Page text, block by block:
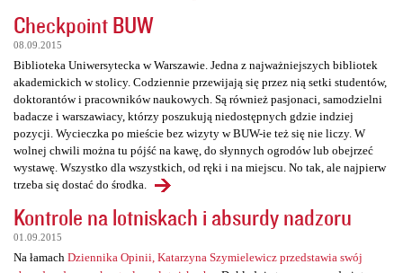
Checkpoint BUW
08.09.2015
Biblioteka Uniwersytecka w Warszawie. Jedna z najważniejszych bibliotek
akademickich w stolicy. Codziennie przewijają się przez nią setki studentów,
doktorantów i pracowników naukowych. Są również pasjonaci, samodzielni
badacze i warszawiacy, którzy poszukują niedostępnych gdzie indziej
pozycji. Wycieczka po mieście bez wizyty w BUW-ie też się nie liczy. W
wolnej chwili można tu pójść na kawę, do słynnych ogrodów lub obejrzeć
wystawę. Wszystko dla wszystkich, od ręki i na miejscu. No tak, ale najpierw
trzeba się dostać do środka.
Kontrole na lotniskach i absurdy nadzoru
01.09.2015
Na łamach Dziennika Opinii, Katarzyna Szymielewicz przedstawia swój